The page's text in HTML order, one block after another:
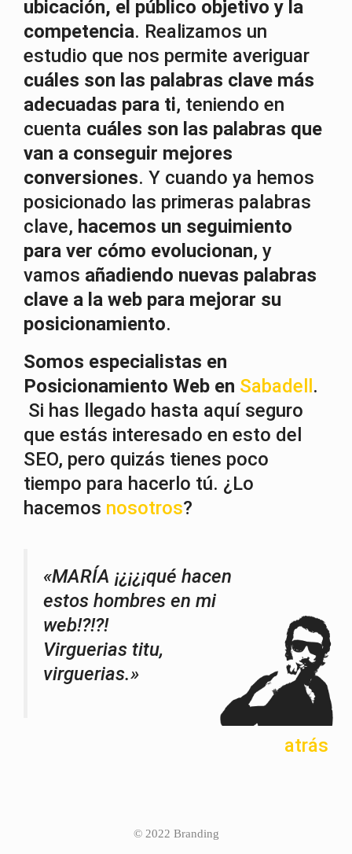
ubicación, el público objetivo y la
competencia. Realizamos un
estudio que nos permite averiguar
cuáles son las palabras clave más
adecuadas para ti, teniendo en
cuenta cuáles son las palabras que
van a conseguir mejores
conversiones. Y cuando ya hemos
posicionado las primeras palabras
clave, hacemos un seguimiento
para ver cómo evolucionan, y
vamos añadiendo nuevas palabras
clave a la web para mejorar su
posicionamiento.
Somos especialistas en
Posicionamiento Web en Sabadell.
Si has llegado hasta aquí seguro
que estás interesado en esto del
SEO, pero quizás tienes poco
tiempo para hacerlo tú. ¿Lo
hacemos nosotros?
«MARÍA ¡¿¡¿¡qué hacen
estos hombres en mi
web!?!?!
Virguerias titu,
virguerias.»
atrás
© 2022 Branding